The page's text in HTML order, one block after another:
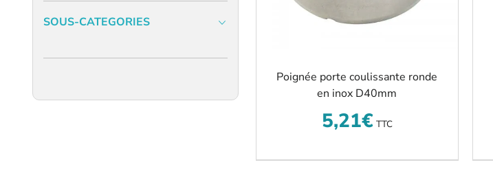
Poignée porte coulissante ronde
en inox D40mm
5,21€ TTC
SOUS-CATEGORIES